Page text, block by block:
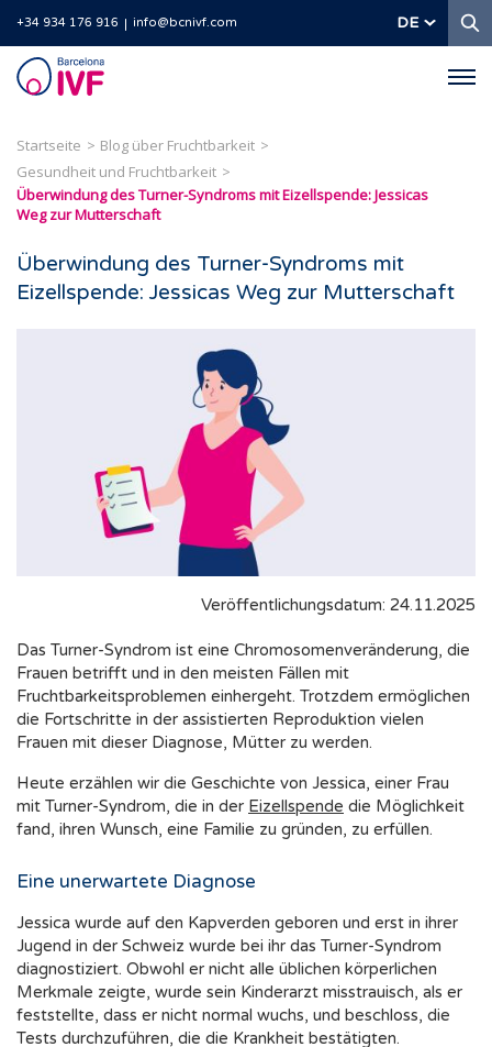
+34 934 176 916 info@bcnivf.com DE
Barcelona
IVF
Startseite
Blog über Fruchtbarkeit
Gesundheit und Fruchtbarkeit
Überwindung des Turner-Syndroms mit Eizellspende: Jessicas
Weg zur Mutterschaft
Überwindung des Turner-Syndroms mit
Eizellspende: Jessicas Weg zur Mutterschaft
Veröffentlichungsdatum: 24.11.2025
Das Turner-Syndrom ist eine Chromosomenveränderung, die
Frauen betrifft und in den meisten Fällen mit
Fruchtbarkeitsproblemen einhergeht. Trotzdem ermöglichen
die Fortschritte in der assistierten Reproduktion vielen
Frauen mit dieser Diagnose, Mütter zu werden.
Heute erzählen wir die Geschichte von Jessica, einer Frau
mit Turner-Syndrom, die in der Eizellspende
fand, ihren Wunsch, eine Familie zu gründen, zu erfüllen.
Eine unerwartete Diagnose
Jessica wurde auf den Kapverden geboren und erst in ihrer
Jugend in der Schweiz wurde bei ihr das Turner-Syndrom
diagnostiziert. Obwohl er nicht alle üblichen körperlichen
Merkmale zeigte, wurde sein Kinderarzt misstrauisch, als er
feststellte, dass er nicht normal wuchs, und beschloss, die
Tests durchzuführen, die die Krankheit bestätigten.